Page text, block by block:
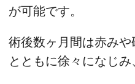
が可能です。
術後数ヶ月間は赤み
とともに徐々になじみ